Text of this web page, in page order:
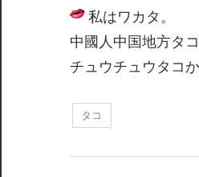
私はワカタ。
中國人中国地方タコ
チュウチュウタコ
タコ